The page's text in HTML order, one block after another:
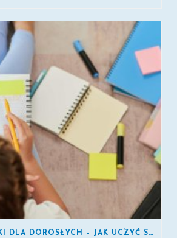
MNEMOTECHNIKI DLA DOROSŁYCH – JAK UCZYĆ SIĘ SZYBCIEJ?